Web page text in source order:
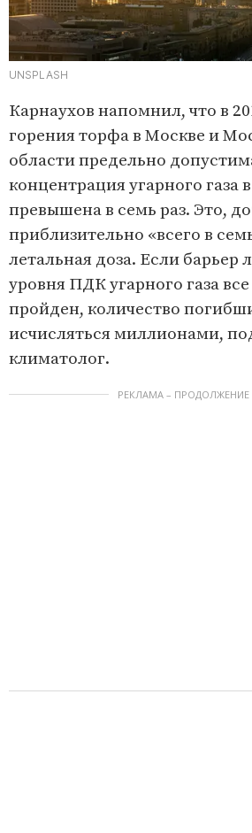
UNSPLASH
Карнаухов напомнил, что в
горения торфа в Москве и
области предельно
концентрация угарного газа
превышена в семь раз. Это,
приблизительно «всего в
летальная доза. Если барьер
уровня ПДК угарного газа
пройден, количество
исчисляться миллионами,
климатолог.
РЕКЛАМА – ПРОДОЛЖЕНИЕ